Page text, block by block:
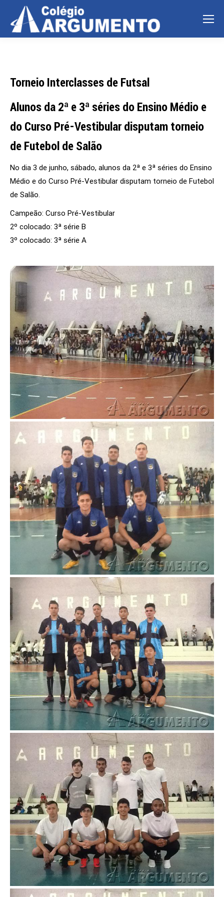
Torneio Interclasses de Futsal
Alunos da 2ª e 3ª séries do Ensino Médio e
do Curso Pré-Vestibular disputam torneio
de Futebol de Salão
No dia 3 de junho, sábado, alunos da 2ª e 3ª séries do Ensino
Médio e do Curso Pré-Vestibular disputam torneio de Futebol
de Salão.
Campeão: Curso Pré-Vestibular
2º colocado: 3ª série B
3º colocado: 3ª série A